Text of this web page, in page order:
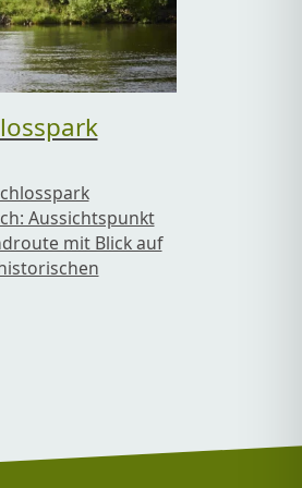
Aussichtspunkt
mit Blick auf